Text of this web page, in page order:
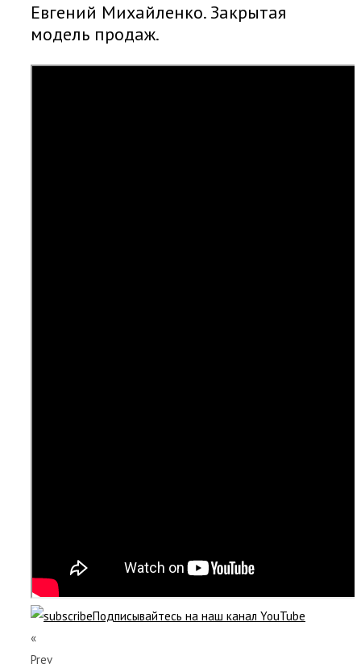
Евгений Михайленко. Закрытая
модель продаж.
Подписывайтесь на наш канал YouTube
«
Prev